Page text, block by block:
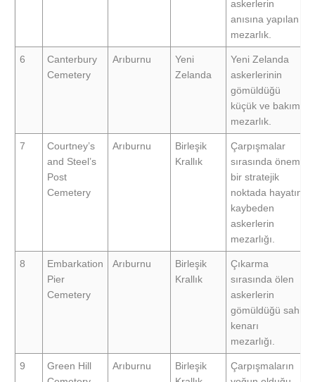
askerlerin
anısına yapılan
mezarlık.
6
Canterbury
Cemetery
Arıburnu
Yeni
Zelanda
Yeni Zelanda
askerlerinin
gömüldüğü
küçük ve bakımlı
mezarlık.
7
Courtney’s
and Steel’s
Post
Cemetery
Arıburnu
Birleşik
Krallık
Çarpışmalar
sırasında önemli
bir stratejik
noktada hayatını
kaybeden
askerlerin
mezarlığı.
8
Embarkation
Pier
Cemetery
Arıburnu
Birleşik
Krallık
Çıkarma
sırasında ölen
askerlerin
gömüldüğü sahil
kenarı
mezarlığı.
9
Green Hill
Arıburnu
Birleşik
Çarpışmaların